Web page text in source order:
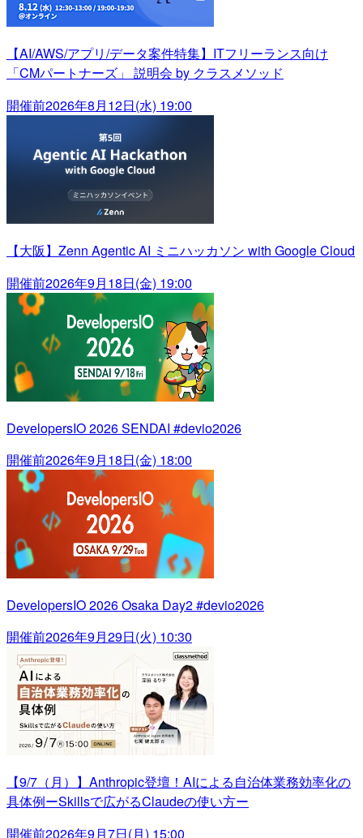
【AI/AWS/アプリ/データ案件特集】ITフリーランス向け
「CMパートナーズ」 説明会 by クラスメソッド
開催前2026年8月12日(水) 19:00
【大阪】Zenn Agentic AI ミニハッカソン with Google Cloud
開催前2026年9月18日(金) 19:00
DevelopersIO 2026 SENDAI #devio2026
開催前2026年9月18日(金) 18:00
DevelopersIO 2026 Osaka Day2 #devio2026
開催前2026年9月29日(火) 10:30
【9/7（月）】Anthropic登壇！AIによる自治体業務効率化の
具体例ーSkillsで広がるClaudeの使い方ー
開催前2026年9月7日(月) 15:00